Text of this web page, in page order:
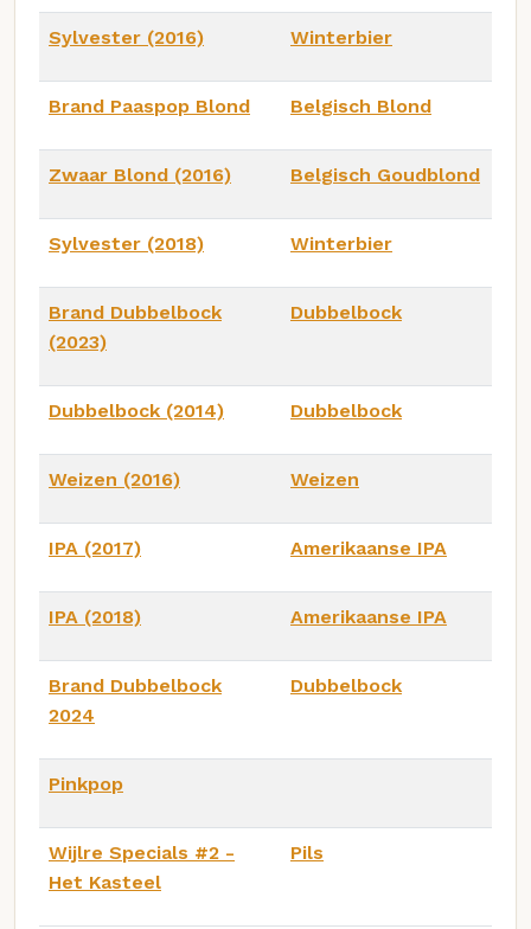
Sylvester (2016) Winterbier
Brand Paaspop Blond Belgisch Blond
Zwaar Blond (2016) Belgisch Goudblond
Sylvester (2018) Winterbier
Brand Dubbelbock
(2023)
Dubbelbock
Dubbelbock (2014) Dubbelbock
Weizen (2016) Weizen
IPA (2017) Amerikaanse IPA
IPA (2018) Amerikaanse IPA
Brand Dubbelbock
2024
Dubbelbock
Pinkpop
Wijlre Specials #2 -
Het Kasteel
Pils